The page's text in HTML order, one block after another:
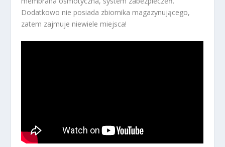
Dodatkowo nie posiada zbiornika magazynującego,
zatem zajmuje niewiele miejsca!